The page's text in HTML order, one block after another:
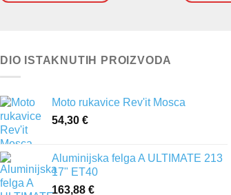
DIO ISTAKNUTIH PROIZVODA
Moto rukavice Rev'it Mosca
54,30 €
Aluminijska felga A ULTIMATE 213
17" ET40
163,88 €